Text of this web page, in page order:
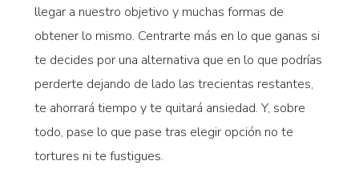
llegar a nuestro objetivo y muchas formas de
obtener lo mismo. Centrarte más en lo que ganas si
te decides por una alternativa que en lo que podrías
perderte dejando de lado las trecientas restantes,
te ahorrará tiempo y te quitará ansiedad. Y, sobre
todo, pase lo que pase tras elegir opción no te
tortures ni te fustigues.